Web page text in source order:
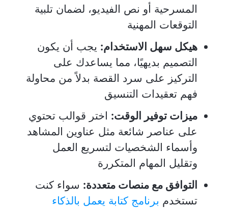
المسرحية أو نص الفيديو، لضمان تلبية
التوقعات المهنية
هيكل سهل الاستخدام: يجب أن يكون
التصميم بديهيًا، مما يساعدك على
التركيز على سرد القصة بدلاً من محاولة
فهم تعقيدات التنسيق
ميزات توفير الوقت: اختر قوالب تحتوي
على عناصر شائعة مثل عناوين المشاهد
وأسماء الشخصيات لتسريع العمل
وتقليل المهام المتكررة
التوافق مع منصات متعددة: سواء كنت
تستخدم برنامج كتابة يعمل بالذكاء